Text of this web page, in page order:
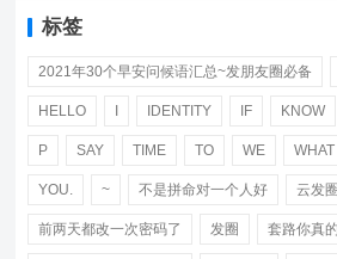
标签
2021年30个早安问候语汇总~发朋友圈必备
HELLO IDENTITY IF KNOW
P SAY TIME TO WE WHAT
YOU. ~ 不是拼命对一个人好 云发圈
前两天都改一次密码了 发圈 套路你真